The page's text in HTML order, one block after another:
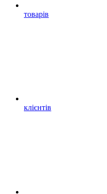
товарів
клієнтів